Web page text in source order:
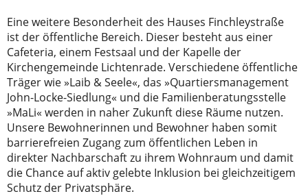
Eine weitere Besonderheit des Hauses Finchleystraße
ist der öffentliche Bereich. Dieser besteht aus einer
Cafeteria, einem Festsaal und der Kapelle der
Kirchengemeinde Lichtenrade. Verschiedene öffentliche
Träger wie »Laib & Seele«, das »Quartiersmanagement
John-Locke-Siedlung« und die Familienberatungsstelle
»MaLi« werden in naher Zukunft diese Räume nutzen.
Unsere Bewohnerinnen und Bewohner haben somit
barrierefreien Zugang zum öffentlichen Leben in
direkter Nachbarschaft zu ihrem Wohnraum und damit
die Chance auf aktiv gelebte Inklusion bei gleichzeitigem
Schutz der Privatsphäre.